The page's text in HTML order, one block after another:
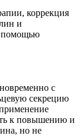
коррекция
и
помощью
с
секрецию
к повышению и
но не